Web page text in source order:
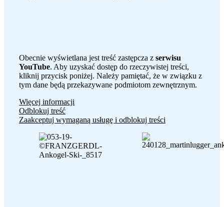
Obecnie wyświetlana jest treść zastępcza z serwisu
YouTube. Aby uzyskać dostęp do rzeczywistej treści,
kliknij przycisk poniżej. Należy pamiętać, że w związku z
tym dane będą przekazywane podmiotom zewnętrznym.
Więcej informacji
Odblokuj treść
Zaakceptuj wymaganą usługę i odblokuj treści